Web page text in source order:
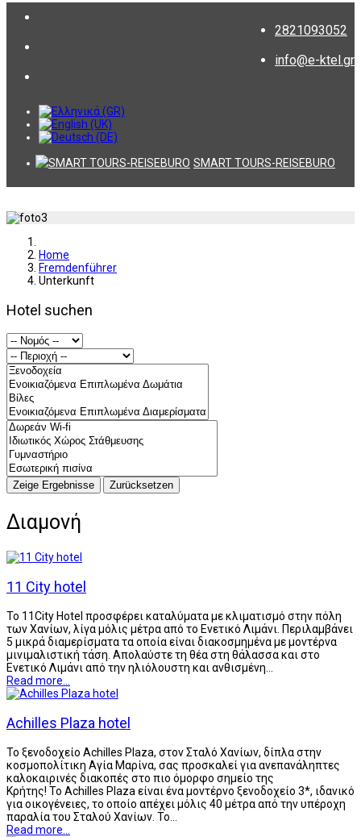
2821093052
info@e-ktel.gr
SMART TOURS-REISEBURO
Home
Fremdenführer
Unterkunft
Hotel suchen
Διαμονή
11 City hotel
Το 11City Hotel προσφέρει καταλύματα με κλιματισμό στην πόλη
των Χανίων, λίγα μόλις μέτρα από το Ενετικό Λιμάνι. Περιλαμβάνει
5 μικρά διαμερίσματα τα οποία είναι διακοσμημένα με μοντέρνα
μινιμαλιστική τάση. Απολαύστε τη θέα στη θάλασσα και στο
Ενετικό Λιμάνι από την ηλιόλουστη και ανθισμένη…
Read more...
Achilles Plaza hotel
Το ξενοδοχείο Achilles Plaza, στον Σταλό Χανίων, δίπλα στην
κοσμοπολίτικη Αγία Μαρίνα, σας προσκαλεί για ανεπανάληπτες
καλοκαιρινές διακοπές στο πιο όμορφο σημείο της
Κρήτης! Το Achilles Plaza είναι ένα μοντέρνο ξενοδοχείο 3*, ιδανικό
για οικογένειες, το οποίο απέχει μόλις 40 μέτρα από την υπέροχη
παραλία του Σταλού Χανίων. Το…
Read more...